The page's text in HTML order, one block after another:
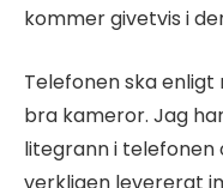
kommer givetvis i
Telefonen ska
bra kameror. Jag
litegrann i telefonen
verkligen levererat